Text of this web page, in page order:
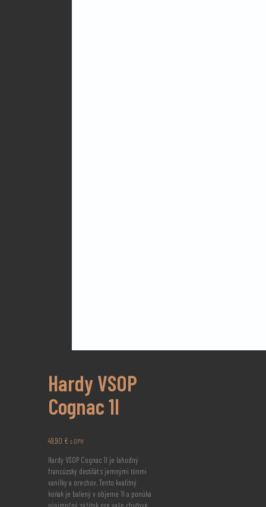
Hardy VSOP
Cognac 1l
49,90 € s DPH
Hardy VSOP Cognac 1l je lahodný
francúzsky destilát s jemnými tónmi
vanilky a orechov. Tento kvalitný
koňak je balený v objeme 1l a ponúka
výnimočný zážitok pre vaše chuťové